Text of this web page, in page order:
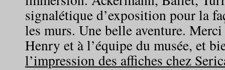
signalétique d’exposition pour la
les murs. Une belle aventure.
Henry et à l’équipe du musée, et
l’impression des affiches chez